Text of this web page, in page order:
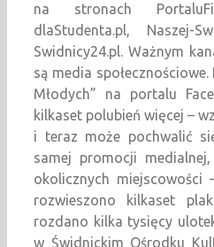
na stronach
dlaStudenta.pl, Naszej-
Swidnicy24.pl. Ważnym
są media
Młodych” na portalu
kilkaset polubień więcej –
i teraz może pochwalić
samej promocji
okolicznych miejscowości
rozwieszono kilkaset
rozdano kilka tysięcy
w Świdnickim Ośrodku